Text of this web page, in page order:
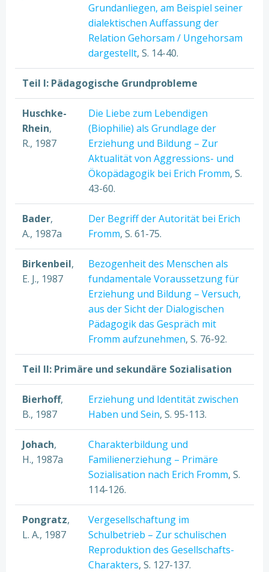
Grundanliegen, am Beispiel seiner
dialektischen Auffassung der
Relation Gehorsam / Ungehorsam
dargestellt, S. 14-40.
Teil I: Pädagogische Grundprobleme
Huschke-
Rhein,
R., 1987
Die Liebe zum Lebendigen
(Biophilie) als Grundlage der
Erziehung und Bildung – Zur
Aktualität von Aggressions- und
Ökopädagogik bei Erich Fromm, S.
43-60.
Bader,
A., 1987a
Der Begriff der Autorität bei Erich
Fromm, S. 61-75.
Birkenbeil,
E. J., 1987
Bezogenheit des Menschen als
fundamentale Voraussetzung für
Erziehung und Bildung – Versuch,
aus der Sicht der Dialogischen
Pädagogik das Gespräch mit
Fromm aufzunehmen, S. 76-92.
Teil II: Primäre und sekundäre Sozialisation
Bierhoff,
B., 1987
Erziehung und Identität zwischen
Haben und Sein, S. 95-113.
Johach,
H., 1987a
Charakterbildung und
Familienerziehung – Primäre
Sozialisation nach Erich Fromm, S.
114-126.
Pongratz,
L. A., 1987
Vergesellschaftung im
Schulbetrieb – Zur schulischen
Reproduktion des Gesellschafts-
Charakters, S. 127-137.